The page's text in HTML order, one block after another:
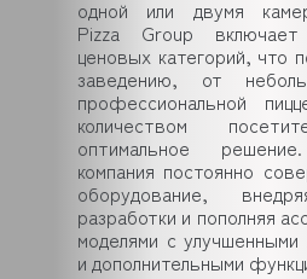
одной или двумя
Pizza Group
ценовых категорий, что
заведению, от
профессиональной
количеством
оптимальное
компания постоянно
оборудование,
разработки и пополняя
моделями с улучшенными
и дополнительными